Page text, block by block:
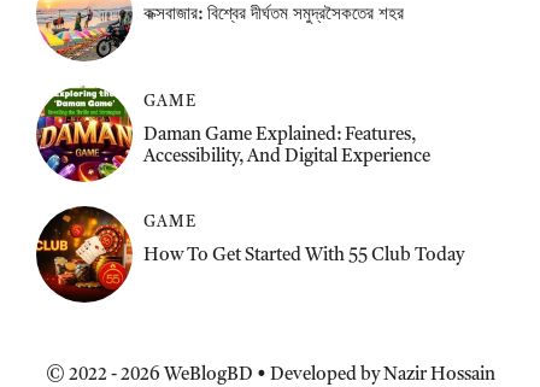
কক্সবাজার: বিশ্বের দীর্ঘতম সমুদ্রসৈকতের শহর
GAME
Daman Game Explained: Features,
Accessibility, And Digital Experience
GAME
How To Get Started With 55 Club Today
© 2022 - 2026 WeBlogBD • Developed by Nazir Hossain